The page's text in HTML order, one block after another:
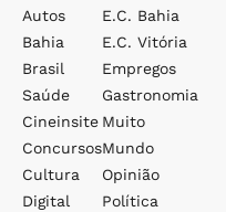
Autos
Bahia
Brasil
Saúde
Cineinsite
Concursos
Cultura
Digital
E.c. Bahia
E.c. Vitória
Empregos
Gastronomia
Muito
Mundo
Opinião
Política